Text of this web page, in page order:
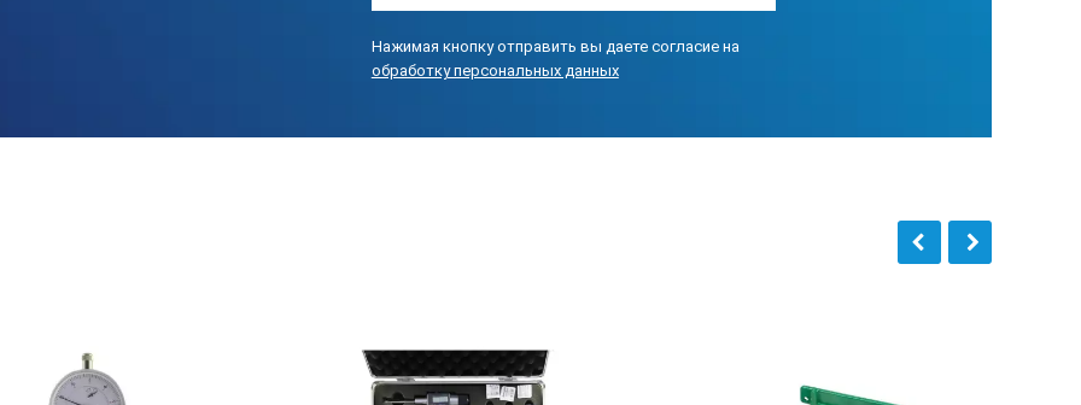
Нажимая кнопку отправить вы даете согласие на
обработку персональных данных